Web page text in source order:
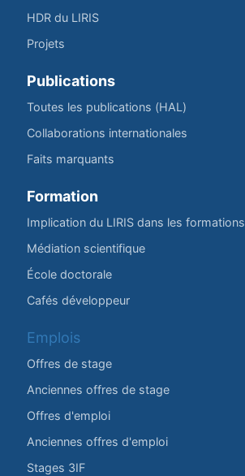
HDR du LIRIS
Projets
Publications
Toutes les publications (HAL)
Collaborations internationales
Faits marquants
Formation
Implication du LIRIS dans les formations
Médiation scientifique
École doctorale
Cafés développeur
Emplois
Offres de stage
Anciennes offres de stage
Offres d'emploi
Anciennes offres d'emploi
Stages 3IF